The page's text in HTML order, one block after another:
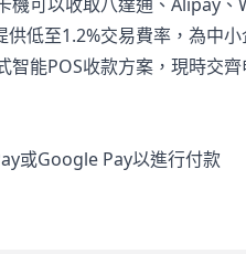
可以收取八達通、Alipay
低至1.2%交易費率，為中
能POS收款方案，現時交
或Google Pay以進行付款